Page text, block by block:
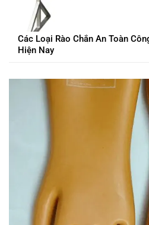
Các Loại Rào Chắn An Toàn
Hiện Nay